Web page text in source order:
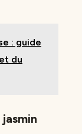
: guide
du